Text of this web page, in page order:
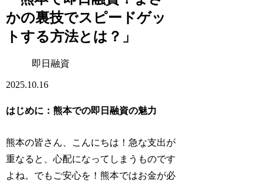
かの裏技でスピードゲッ
トする方法とは？」
即日融資
2025.10.16
はじめに：熊本での即日融資の魅力
熊本の皆さん、こんにちは！急な支出が
重なると、心配になってしまうものです
よね。でもご安心を！熊本ではお金が必